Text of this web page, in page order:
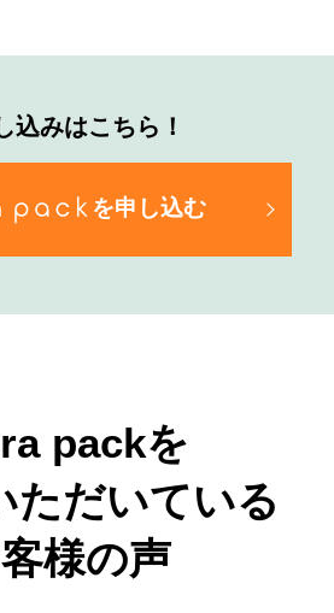
込みはこちら！
を申し込む
packを
ただいている
様の声